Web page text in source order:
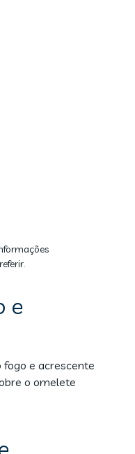
e
fogo e acrescente
o omelete